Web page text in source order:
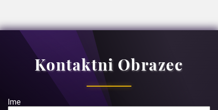
Kontaktni Obrazec
Ime